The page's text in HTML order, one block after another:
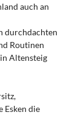
auch an
durchdachten
Routinen
Altensteig
Esken die